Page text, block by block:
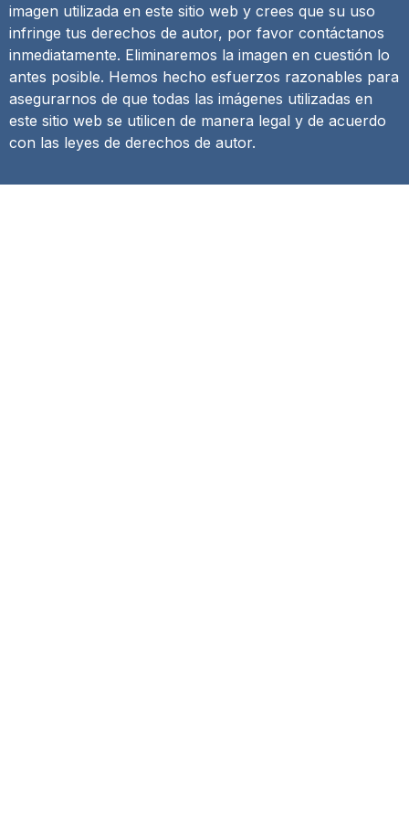
imagen utilizada en este sitio web y crees que su uso
infringe tus derechos de autor, por favor contáctanos
inmediatamente. Eliminaremos la imagen en cuestión lo
antes posible. Hemos hecho esfuerzos razonables para
asegurarnos de que todas las imágenes utilizadas en
este sitio web se utilicen de manera legal y de acuerdo
con las leyes de derechos de autor.